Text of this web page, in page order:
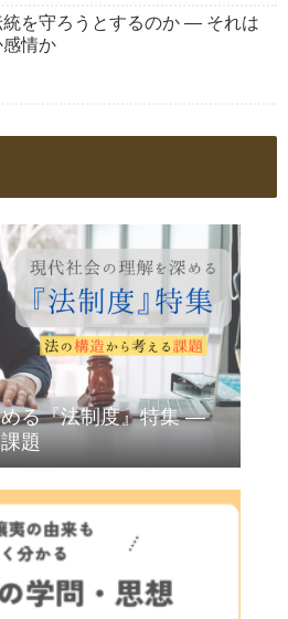
統を守ろうとするのか ― それは
情か
る『法制度』特集 ―
題